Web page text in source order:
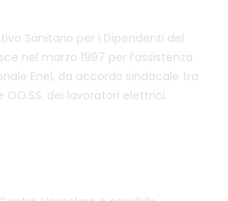
Sanitario per i Dipendenti del
nel marzo 1997 per l’assistenza
Enel, da accordo sindacale tra
OO.SS. dei lavoratori elettrici.